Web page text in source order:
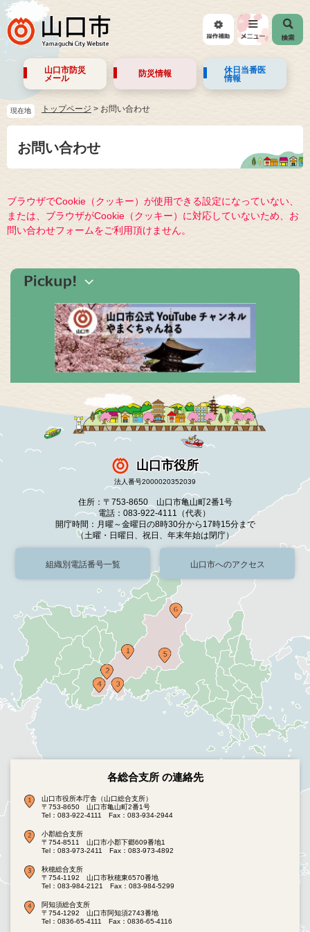
山口市防災
メール
防災情報
休日当番医
情報
現在地 トップページ > お問い合わせ
お問い合わせ
ブラウザでCookie（クッキー）が使用できる設定になっていない、
または、ブラウザがCookie（クッキー）に対応していないため、お
問い合わせフォームをご利用頂けません。
山口市役所
法人番号2000020352039
住所：〒753-8650 山口市亀山町2番1号
電話：083-922-4111（代表）
開庁時間：月曜～金曜日の8時30分から17時15分まで
（土曜・日曜日、祝日、年末年始は閉庁）
組織別電話番号一覧 山口市へのアクセス
各総合支所 の連絡先
山口市役所本庁舎（山口総合支所）
〒753-8650 山口市亀山町2番1号
Tel：083-922-4111
Fax：083-934-2944
小郡総合支所
〒754-8511 山口市小郡下郷609番地1
Tel：083-973-2411
Fax：083-973-4892
秋穂総合支所
〒754-1192 山口市秋穂東6570番地
Tel：083-984-2121
Fax：083-984-5299
阿知須総合支所
〒754-1292 山口市阿知須2743番地
Tel：0836-65-4111
Fax：0836-65-4116